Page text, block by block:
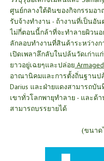
ศูนย์กลางใต้ดินของกิจกรรมอ
รับจ้างทำงาน - ถ้างานที่เป็นอั
ไม่กี่ตอนนี้กล้าที่จะทำลายผิวนอ
ลักลอบทำงานที่สินค้าระหว่าง
เปิดเพลาลึกลับในปล้นวัดเก่าแ
ยาวอยู่เฉยๆและปล่อย
อาณานิคมและการตั้งถิ่นฐานป
Darius และฝ่ายแดงสามารถบั
เขาทั่วโลกพายุทำลาย - และด้
สามารถบรรยายได้
(ขนาด